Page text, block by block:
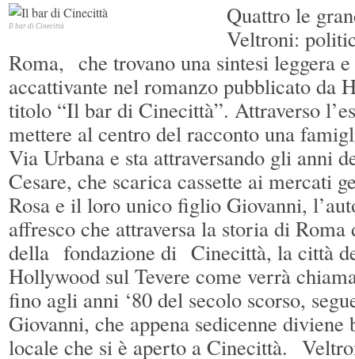
Il bar di Cinecittà
Quattro le
Veltroni:
Roma, che trovano una sintesi leggera
accattivante nel romanzo pubblicato da
titolo “Il bar di Cinecittà”. Attraverso
mettere al centro del racconto una
Via Urbana e sta attraversando gli anni
Cesare, che scarica cassette ai mercati
Rosa e il loro unico figlio Giovanni,
affresco che attraversa la storia di Roma
della fondazione di Cinecittà, la città
Hollywood sul Tevere come verrà
fino agli anni ‘80 del secolo scorso,
Giovanni, che appena sedicenne diviene
locale che si è aperto a Cinecittà.